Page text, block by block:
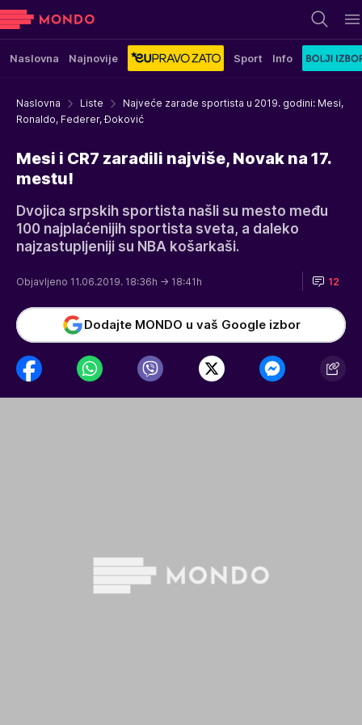
Naslovna Najnovije Sport Info
Naslovna Liste
Najveće zarade sportista u 2019. godini: Mesi,
Ronaldo, Federer, Đoković
Mesi i CR7 zaradili najviše, Novak na 17.
mestu!
Dvojica srpskih sportista našli su mesto među
100 najplaćenijih sportista sveta, a daleko
najzastupljeniji su NBA košarkaši.
Objavljeno 11.06.2019. 18:36h → 18:41h 12
Dodajte MONDO u vaš Google izbor